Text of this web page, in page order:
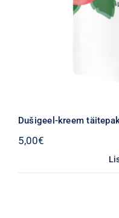
Dušigeel-kreem
5,00€